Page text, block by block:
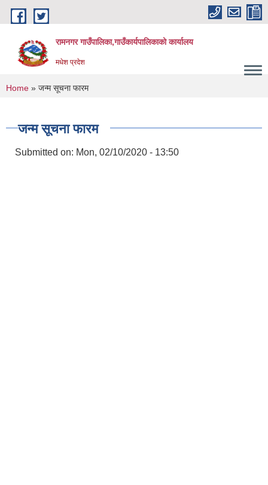
Skip to main content
रामनगर गाउँपालिका,गाउँकार्यपालिकाको कार्यालय
मधेश प्रदेश
You are here
Home » जन्म सूचना फारम
जन्म सूचना फारम
Submitted on: Mon, 02/10/2020 - 13:50